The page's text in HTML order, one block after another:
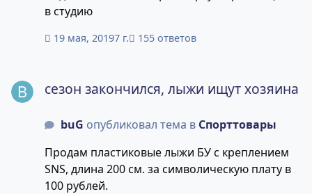
в студию
19 мая, 20197 г. 155 ответов
сезон закончился, лыжи ищут хозяина
buG опубликовал тема в Спорттовары
Продам пластиковые лыжи БУ с креплением
SNS, длина 200 см. за символическую плату в
100 рублей.